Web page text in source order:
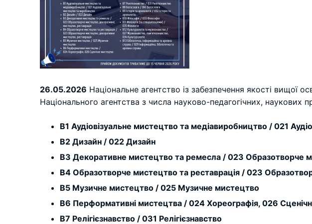
26.05.2026 Національне агентство із забезпечення якості вищої
Національного агентства з числа науково-педагогічних, наукових
B1 Аудіовізуальне мистецтво та медіавиробництво / 021
B2 Дизайн / 022 Дизайн
B3 Декоративне мистецтво та ремесла / 023 Образотворче
B4 Образотворче мистецтво та реставрація / 023
B5 Музичне мистецтво / 025 Музичне мистецтво
B6 Перформативні мистецтва / 024 Хореографія, 026
B7 Релігієзнавство / 031 Релігієзнавство